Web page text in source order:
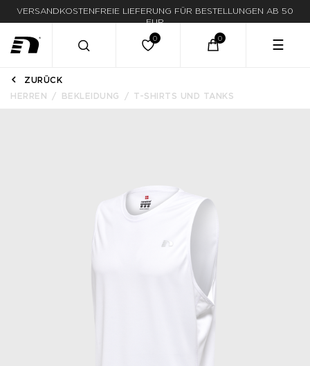
VERSANDKOSTENFREIE LIEFERUNG FÜR BESTELLUNGEN AB 50
EUR
☰
ZURÜCK
HERREN
BEKLEIDUNG T-SHIRTS UND TANKS